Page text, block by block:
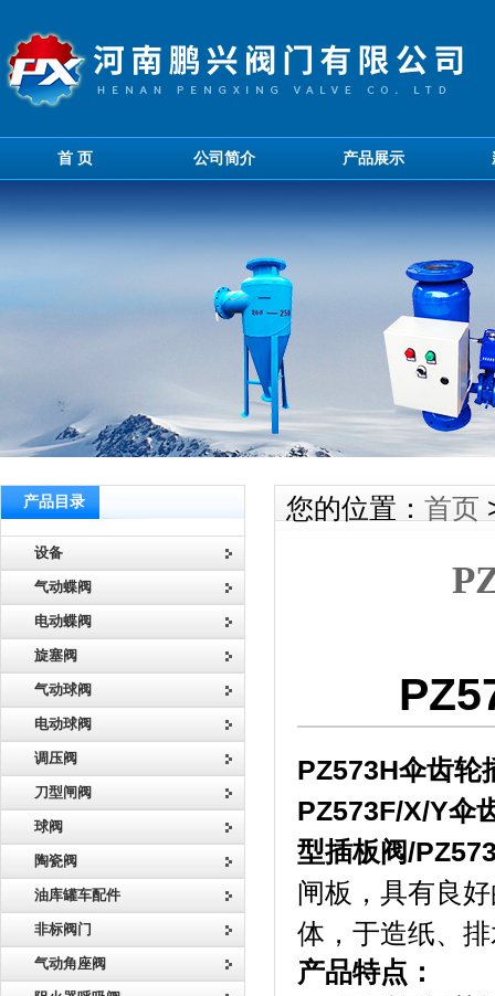
首 页 公司简介 产品展示
产品目录
设备
气动蝶阀
电动蝶阀
旋塞阀
气动球阀
电动球阀
调压阀
刀型闸阀
球阀
陶瓷阀
油库罐车配件
非标阀门
气动角座阀
您的位置： 首页
PZ573H伞齿轮
PZ573F/X/Y伞
型插板阀/
闸板，具有良
体，于造纸、
产品特点：